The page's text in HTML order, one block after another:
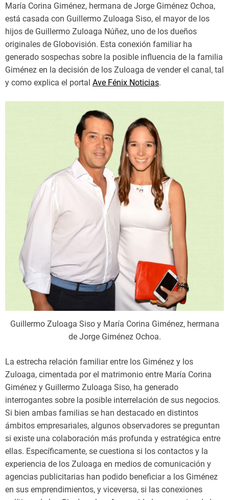
María Corina Giménez, hermana de Jorge Giménez Ochoa,
está casada con Guillermo Zuloaga Siso, el mayor de los
hijos de Guillermo Zuloaga Núñez, uno de los dueños
originales de Globovisión. Esta conexión familiar ha
generado sospechas sobre la posible influencia de la familia
Giménez en la decisión de los Zuloaga de vender el canal, tal
y como explica el portal Ave Fénix Noticias.
Guillermo Zuloaga Siso y María Corina Giménez, hermana
de Jorge Giménez Ochoa.
La estrecha relación familiar entre los Giménez y los
Zuloaga, cimentada por el matrimonio entre María Corina
Giménez y Guillermo Zuloaga Siso, ha generado
interrogantes sobre la posible interrelación de sus negocios.
Si bien ambas familias se han destacado en distintos
ámbitos empresariales, algunos observadores se preguntan
si existe una colaboración más profunda y estratégica entre
ellas. Específicamente, se cuestiona si los contactos y la
experiencia de los Zuloaga en medios de comunicación y
agencias publicitarias han podido beneficiar a los Giménez
en sus emprendimientos, y viceversa, si las conexiones